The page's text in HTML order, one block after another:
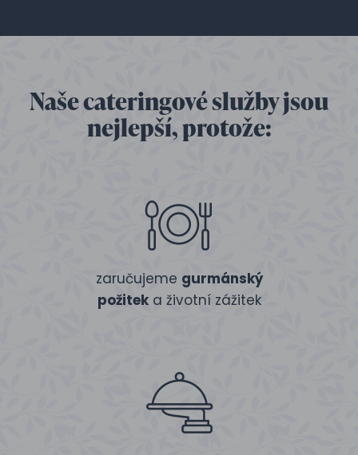
Naše cateringové služby jsou
nejlepší, protože:
zaručujeme gurmánský
požiteka životní zážitek